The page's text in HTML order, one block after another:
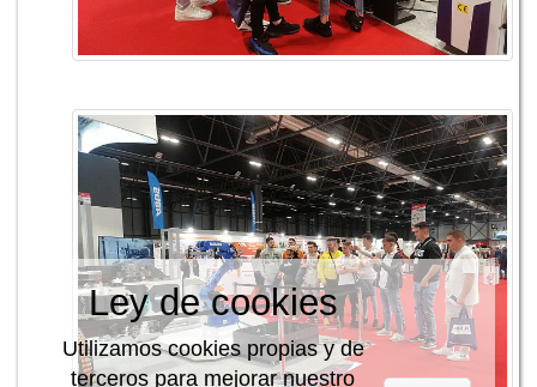
Ley de cookies
Utilizamos cookies propias y de
terceros para mejorar nuestro